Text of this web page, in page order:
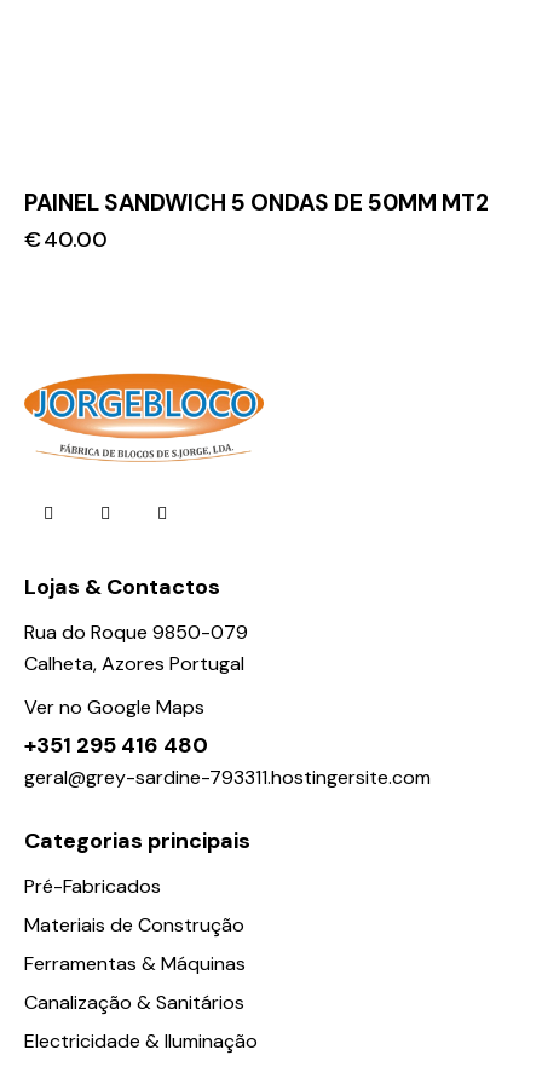
PAINEL SANDWICH 5 ONDAS DE 50MM MT2
€40.00
Lojas & Contactos
Rua do Roque 9850-079
Calheta, Azores Portugal
Ver no Google Maps
+351 295 416 480
geral@grey-sardine-793311.hostingersite.com
Categorias principais
Pré-Fabricados
Materiais de Construção
Ferramentas & Máquinas
Canalização & Sanitários
Electricidade & Iluminação